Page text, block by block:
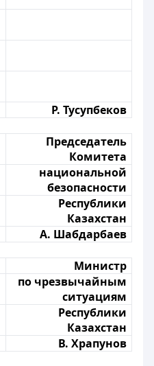
Р. Тусупбеков
Председатель
Комитета
национальной
безопасности
Республики
Казахстан
А. Шабдарбаев
Министр
по чрезвычайным
ситуациям
Республики
Казахстан
В. Храпунов